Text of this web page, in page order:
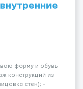
форму и обувь
конструкций из
стен); -